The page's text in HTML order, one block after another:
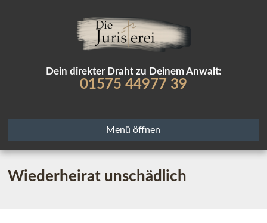
Dein direkter Draht zu Deinem Anwalt:
01575 44977 39
Menü öffnen
Wiederheirat unschädlich